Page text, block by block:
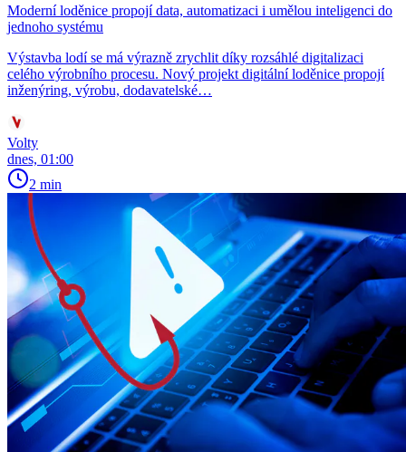
Moderní loděnice propojí data, automatizaci i umělou inteligenci do
jednoho systému
Výstavba lodí se má výrazně zrychlit díky rozsáhlé digitalizaci
celého výrobního procesu. Nový projekt digitální loděnice propojí
inženýring, výrobu, dodavatelské…
Volty
dnes, 01:00
2 min